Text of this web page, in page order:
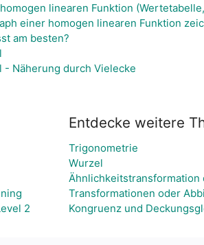
linearen Funktion
einer homogen linearen Funktion
am besten?
- Näherung durch Vielecke
2
Entdecke weitere
Trigonometrie
Wurzel
Transformationen oder
Kongruenz und